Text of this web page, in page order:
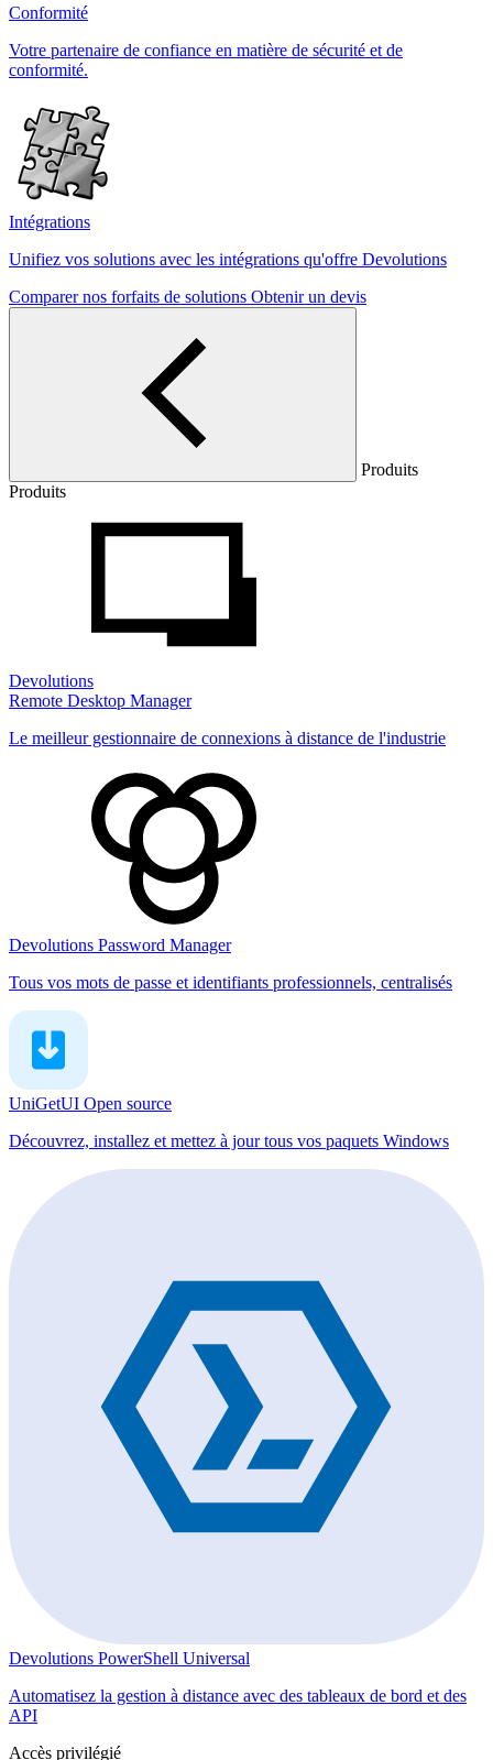
Conformité
Votre partenaire de confiance en matière de sécurité et de
conformité.
Intégrations
Unifiez vos solutions avec les intégrations qu'offre Devolutions
Comparer nos forfaits de solutions Obtenir un devis
Produits
Produits
Devolutions
Remote Desktop Manager
Le meilleur gestionnaire de connexions à distance de l'industrie
Devolutions Password Manager
Tous vos mots de passe et identifiants professionnels, centralisés
UniGetUI Open source
Découvrez, installez et mettez à jour tous vos paquets Windows
Devolutions PowerShell Universal
Automatisez la gestion à distance avec des tableaux de bord et des
API
Accès privilégié